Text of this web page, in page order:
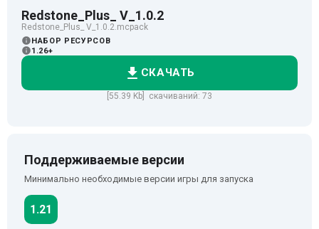
Redstone_Plus_ V_1.0.2
Redstone_Plus_ V_1.0.2.mcpack
НАБОР РЕСУРСОВ
1.26+
СКАЧАТЬ
[55.39 Kb] скачиваний: 73
Поддерживаемые версии
Минимально необходимые версии игры для запуска
1.21